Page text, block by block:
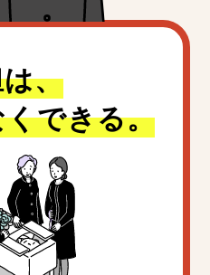
、
できる。